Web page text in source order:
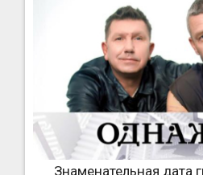
Знаменательная дата